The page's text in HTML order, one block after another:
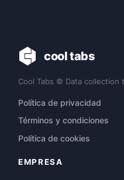
cool tabs
Cool Tabs © Data collection
Política de privacidad
Términos y condiciones
Política de cookies
EMPRESA